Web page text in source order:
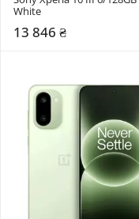
White
13 846 ₴